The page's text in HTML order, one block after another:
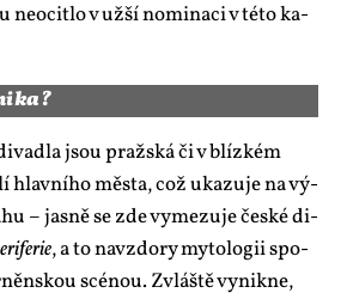
ne­o­cit­lo v už­ší no­mi­na­ci v té­to ka­
jsou praž­ská či v blíz­kém
hlav­ní­ho měs­ta, což uka­zu­je na vý­
– jas­ně se zde vy­me­zu­je čes­ké di­
, a to na­vzdo­ry my­to­lo­gii spo­
scé­nou. Zvláš­tě vy­nik­ne,